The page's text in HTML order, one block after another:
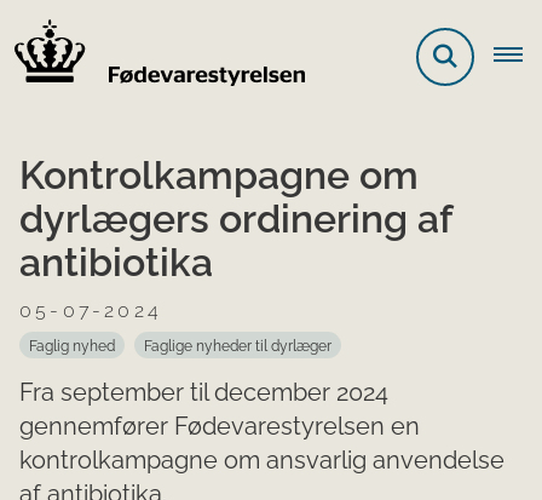
Kontrolkampagne om
dyrlægers ordinering af
antibiotika
05-07-2024
Faglig nyhed Faglige nyheder til dyrlæger
Fra september til december 2024
gennemfører Fødevarestyrelsen en
kontrolkampagne om ansvarlig anvendelse
af antibiotika.